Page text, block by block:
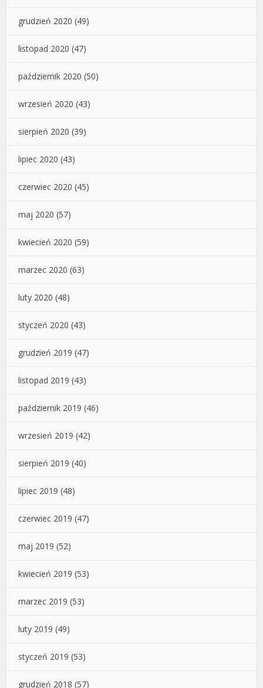
grudzień 2020 (49)
listopad 2020 (47)
październik 2020 (50)
wrzesień 2020 (43)
sierpień 2020 (39)
lipiec 2020 (43)
czerwiec 2020 (45)
maj 2020 (57)
kwiecień 2020 (59)
marzec 2020 (63)
luty 2020 (48)
styczeń 2020 (43)
grudzień 2019 (47)
listopad 2019 (43)
październik 2019 (46)
wrzesień 2019 (42)
sierpień 2019 (40)
lipiec 2019 (48)
czerwiec 2019 (47)
maj 2019 (52)
kwiecień 2019 (53)
marzec 2019 (53)
luty 2019 (49)
styczeń 2019 (53)
grudzień 2018 (57)